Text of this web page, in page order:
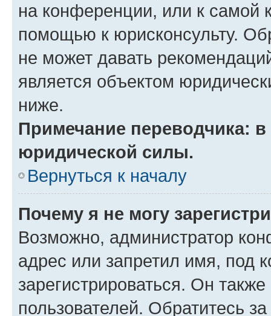
на конференции, или к самой
помощью к юрисконсульту.
не может давать
является объектом
ниже.
Примечание переводчика:
юридической силы.
Вернуться к началу
Почему я не могу
Возможно, администратор
адрес или запретил имя, под
зарегистрироваться. Он
пользователей. Обратитесь